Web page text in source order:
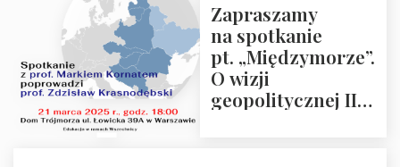
Zapraszamy
na spotkanie
pt. „Międzymorze”.
O wizji
geopolitycznej II